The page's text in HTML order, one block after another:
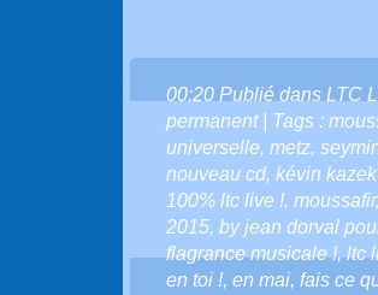
00:20 Publié dans LTC
permanent| Tags :
universelle, metz,
nouveau cd, kévin kazek
100% ltc live !, moussafir
2015, by jean dorval
flagrance musicale !,ltc
en toi !, en mai, fais ce